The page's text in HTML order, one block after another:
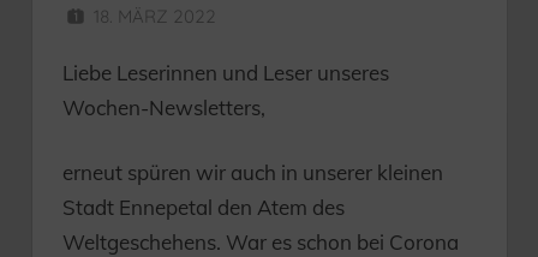
18. MÄRZ 2022
Liebe Leserinnen und Leser unseres
Wochen-Newsletters,
erneut spüren wir auch in unserer kleinen
Stadt Ennepetal den Atem des
Weltgeschehens. War es schon bei Corona